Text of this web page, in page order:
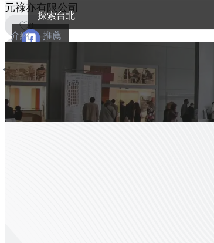
探索台北
元祿亦有限公司
0
介紹 推薦